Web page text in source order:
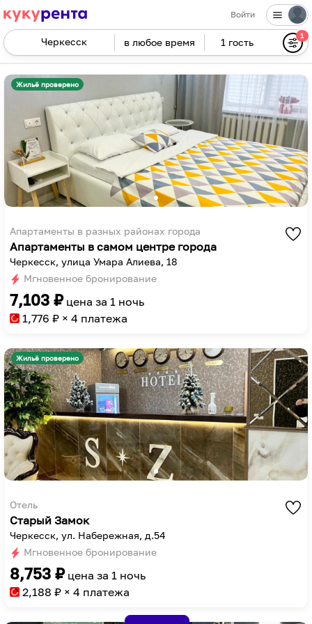
Войти
в любое время
Navigate
interact
with
the
calendar
and
select
a
the
the
keyboard
shortcuts
for
changing
dates.
backward
interact
with
the
calendar
and
select
Press
get
the
keyboard
shortcuts
for
changing
dates.
1 гость
1
Жильё проверено
Апартаменты в разных районах города
Апартаменты в самом центре города
Черкесск, улица Умара Алиева, 18
Мгновенное бронирование
7,103 ₽ цена за 1 ночь
1,776 ₽ × 4 платежа
Жильё проверено
Отель
Старый Замок
Черкесск, ул. Набережная, д.54
Мгновенное бронирование
8,753 ₽ цена за 1 ночь
2,188 ₽ × 4 платежа